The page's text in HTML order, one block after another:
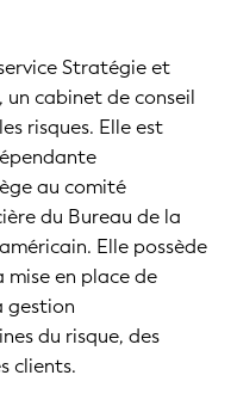
Stratégie et
un cabinet de conseil
risques. Elle est
au comité
du Bureau de la
Elle possède
mise en place de
gestion
du risque, des
clients.